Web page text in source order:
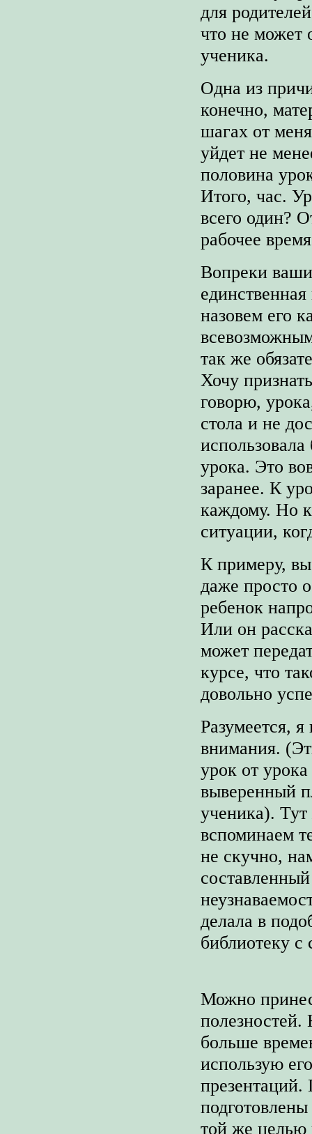
для
что не может
ученика.
Одна из
конечно,
шагах от
уйдет не
половина
Итого, час.
всего один?
рабочее
Вопреки
назовем его
так же
Хочу
говорю,
стола и не
урока. Это
заранее. К
каждому. Но
ситуации,
К примеру, вы
даже просто
ребенок
Или он
может
курсе, что
довольно
Разумеется,
внимания.
урок от
выверенный
ученика).
вспоминаем
не скучно,
делала в
библиотеку
Можно
полезностей.
больше
использую
той же целью